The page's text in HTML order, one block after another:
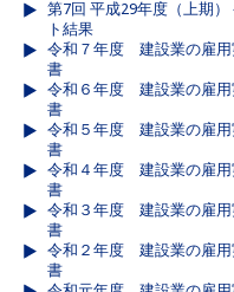
第7回 平成29年度（上期
ト結果
令和７年度 建設業の雇用
書
令和６年度 建設業の雇用
書
令和５年度 建設業の雇用
書
令和４年度 建設業の雇用
書
令和３年度 建設業の雇用
書
令和２年度 建設業の雇用
書